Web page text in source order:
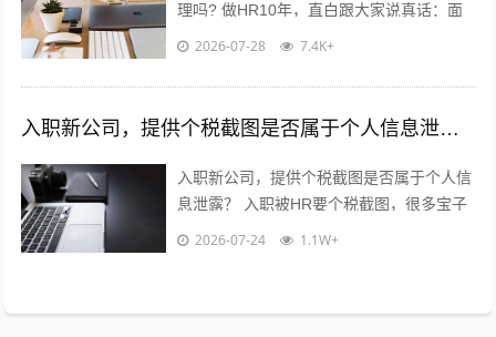
理吗? 做HR10年，直白跟大家说真话：面
试要公积金流水，很常见，但不是必须！不
2026-07-28 7.4K+
入职新公司，提供个税截图是否属于个人信息泄露？
入职新公司，提供个税截图是否属于个人信
息泄露？ 入职被HR要个税截图，很多宝子
都慌了：这算不算隐私泄露？到底能不能
2026-07-24 1.1W+